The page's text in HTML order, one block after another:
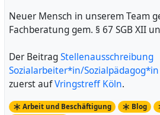
Neuer Mensch in unserem Team
Fachberatung gem. § 67 SGB XII
Der BeitragStellenausschreibung
Sozialarbeiter*in/
zuerst aufVringstreff Köln.
Arbeit und Beschäftigung Blog